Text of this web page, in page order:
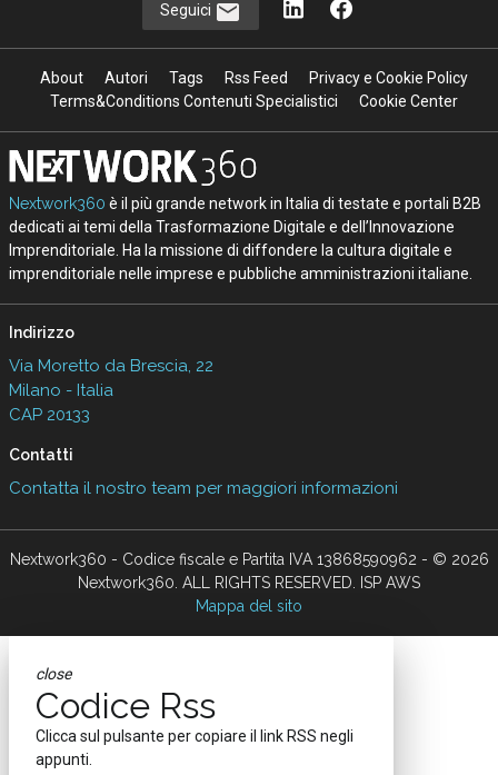
Seguici
About Autori Tags Rss Feed
Privacy e Cookie Policy
Terms&Conditions Contenuti Specialistici
Cookie Center
Nextwork360 è il più grande network in Italia di testate e portali B2B
dedicati ai temi della Trasformazione Digitale e dell’Innovazione
Imprenditoriale. Ha la missione di diffondere la cultura digitale e
imprenditoriale nelle imprese e pubbliche amministrazioni italiane.
Indirizzo
Via Moretto da Brescia, 22
Milano - Italia
CAP 20133
Contatti
Contatta il nostro team per maggiori informazioni
Nextwork360 - Codice fiscale e Partita IVA 13868590962 - © 2026
Nextwork360. ALL RIGHTS RESERVED. ISP AWS
Mappa del sito
close
Codice Rss
Clicca sul pulsante per copiare il link RSS negli
appunti.